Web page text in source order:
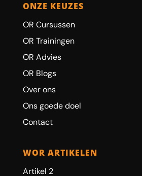
ONZE KEUZES
OR Cursussen
OR Trainingen
OR Advies
OR Blogs
Over ons
Ons goede doel
Contact
WOR ARTIKELEN
Artikel 2